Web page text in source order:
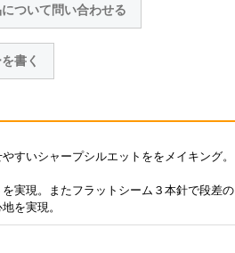
ついて問い合わせる
書く
すいシャープシルエットををメイキング。
実現。またフラットシーム３本針で段差の
を実現。